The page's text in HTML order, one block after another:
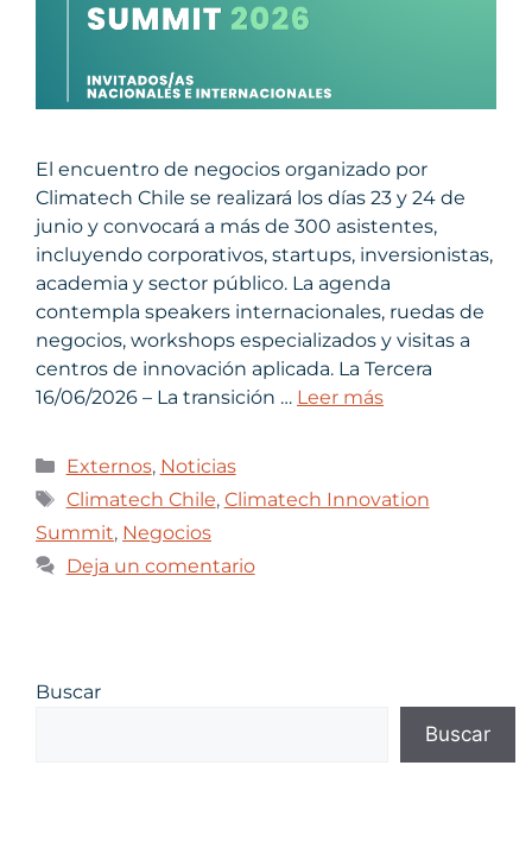
El encuentro de negocios organizado por
Climatech Chile se realizará los días 23 y 24 de
junio y convocará a más de 300 asistentes,
incluyendo corporativos, startups, inversionistas,
academia y sector público. La agenda
contempla speakers internacionales, ruedas de
negocios, workshops especializados y visitas a
centros de innovación aplicada. La Tercera
16/06/2026 – La transición … Leer más
Externos, Noticias
Climatech Chile, Climatech Innovation
Summit, Negocios
Deja un comentario
Buscar
Buscar